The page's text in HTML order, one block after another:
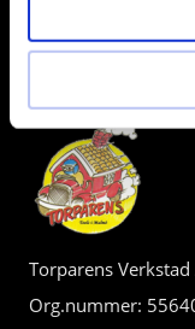
Torparens Verkstad
Org.nummer: